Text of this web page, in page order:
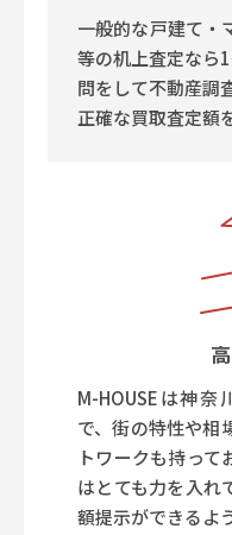
一般的な戸建て・
等の机上査定なら
問をして不動産調
正確な買取査定額
M-HOUSEは神
で、街の特性や相
トワークも持って
はとても力を入れ
額提示ができるよ